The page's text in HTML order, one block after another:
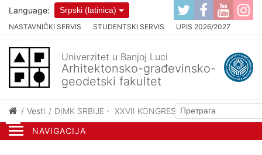
NAVIGACIJA
NASTAVNIČKI SERVIS STUDENTSKI SERVIS UPIS 2026/2027
Language: Srpski (latinica)
Univerzitet u Banjoj Luci
Arhitektonsko-građevinsko-
geodetski fakultet
Vesti DIMK SRBIJE - XXVII KONGRES I MEĐUNARODNI